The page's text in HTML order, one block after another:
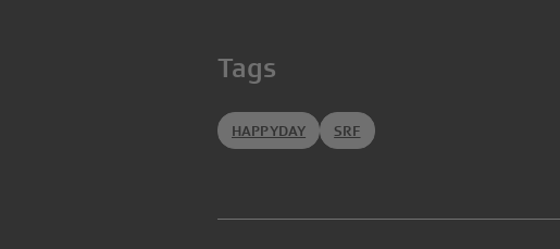
Tags
HAPPYDAY SRF